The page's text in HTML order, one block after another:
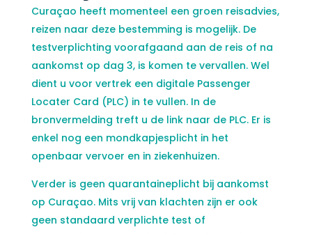
Curaçao heeft momenteel een groen reisadvies,
reizen naar deze bestemming is mogelijk. De
testverplichting voorafgaand aan de reis of na
aankomst op dag 3, is komen te vervallen. Wel
dient u voor vertrek een digitale Passenger
Locater Card (PLC) in te vullen. In de
bronvermelding treft u de link naar de PLC. Er is
enkel nog een mondkapjesplicht in het
openbaar vervoer en in ziekenhuizen.
Verder is geen quarantaineplicht bij aankomst
op Curaçao. Mits vrij van klachten zijn er ook
geen standaard verplichte test of